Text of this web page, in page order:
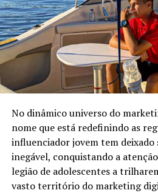
No dinâmico universo do
nome que está redefinindo as
influenciador jovem tem deixado
inegável, conquistando a
legião de adolescentes a
vasto território do marketing